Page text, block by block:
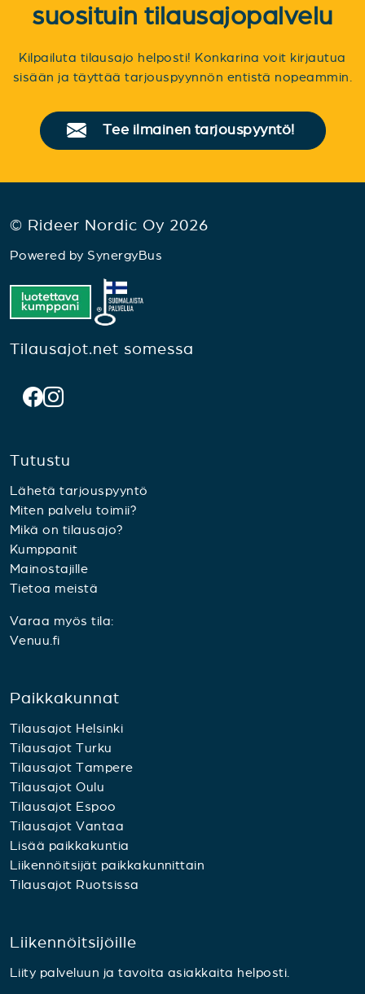
suosituin tilausajopalvelu
Kilpailuta tilausajo helposti! Konkarina voit kirjautua
sisään ja täyttää tarjouspyynnön entistä nopeammin.
Tee ilmainen tarjouspyyntö!
© Rideer Nordic Oy 2026
Powered by SynergyBus
Tilausajot.net somessa
Tutustu
Lähetä tarjouspyyntö
Miten palvelu toimii?
Mikä on tilausajo?
Kumppanit
Mainostajille
Tietoa meistä
Varaa myös tila:
Venuu.fi
Paikkakunnat
Tilausajot Helsinki
Tilausajot Turku
Tilausajot Tampere
Tilausajot Oulu
Tilausajot Espoo
Tilausajot Vantaa
Lisää paikkakuntia
Liikennöitsijät paikkakunnittain
Tilausajot Ruotsissa
Liikennöitsijöille
Liity palveluun ja tavoita asiakkaita helposti.